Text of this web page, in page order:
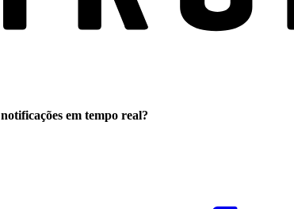
notificações em tempo real?